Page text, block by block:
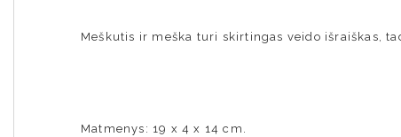
Meškutis ir meška turi skirtingas veido išraiškas,
Matmenys: 19 x 4 x 14 cm.